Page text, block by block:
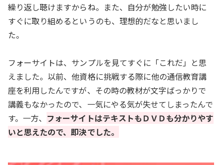
繰り返し聴けますからね。また、自分が勉強したい時に
すぐに取り組めるというのも、理想的だなと思いまし
た。
フォーサイトは、サンプルを見てすぐに「これだ」と思
えました。以前、他資格に挑戦する際に他の通信教育講
座を利用したんですが、その時の教材が文字ばっかりで
講義もなかったので、一気にやる気が失せてしまったんで
す。一方、 フォーサイトはテキストもＤＶＤも分かりやす
いと思えたので、即決でした。